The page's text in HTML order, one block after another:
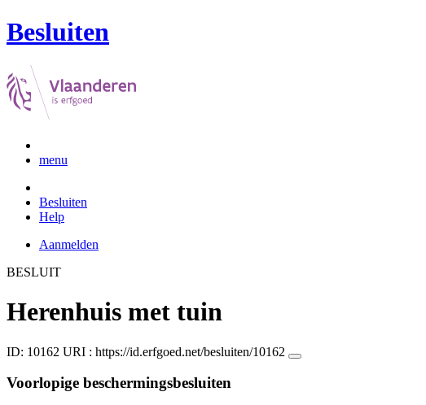
Besluiten
menu
Besluiten
Help
Aanmelden
BESLUIT
Herenhuis met tuin
ID: 10162 URI : https://id.erfgoed.net/besluiten/10162
Voorlopige beschermingsbesluiten